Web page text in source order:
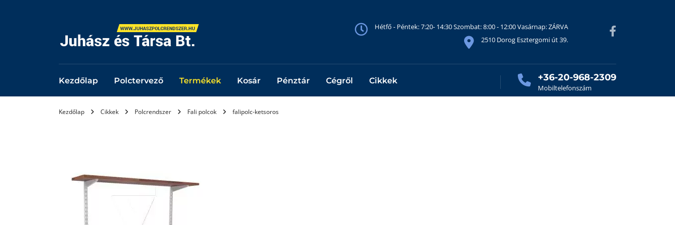
Hétfő - Péntek: 7:20- 14:30 Szombat: 8:00 - 12:00 Vasárnap: ZÁRVA
2510 Dorog Esztergomi út 39.
Kezdőlap Polctervező Termékek Kosár Pénztár Cégről Cikkek +36-20-968-2309
Mobiltelefonszám
Kezdőlap Cikkek Polcrendszer Fali polcok falipolc-ketsoros